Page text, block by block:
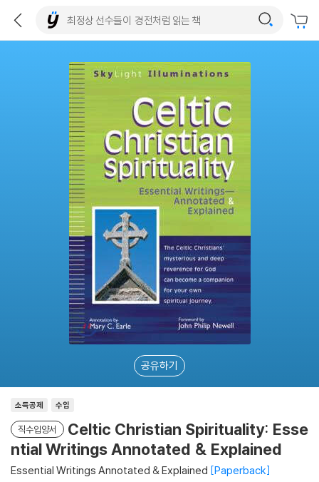
공유하기
소득공제 수입
직수입양서
Celtic Christian Spirituality: Esse
ntial Writings Annotated & Explained
Essential Writings Annotated & Explained Paperback